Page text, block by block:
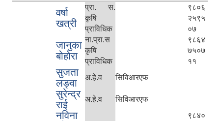
वर्षा
खत्री
प्रा. स.
कृषि
प्राविधिक
९८०६
२५९५
०७
जानुका
बोहोरा
ना.प्रा.स
कृषि
प्राविधिक
९८६४
७५०७
११
सुजता
लङ्वा
अ.हे.व सिविआरएफ
सुरेन्द्र
राई
अ.हे.व सिविआरएफ
नविना
९८४०